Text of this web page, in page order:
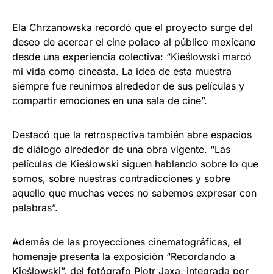
Ela Chrzanowska recordó que el proyecto surge del
deseo de acercar el cine polaco al público mexicano
desde una experiencia colectiva: “Kieślowski marcó
mi vida como cineasta. La idea de esta muestra
siempre fue reunirnos alrededor de sus películas y
compartir emociones en una sala de cine”.
Destacó que la retrospectiva también abre espacios
de diálogo alrededor de una obra vigente. “Las
películas de Kieślowski siguen hablando sobre lo que
somos, sobre nuestras contradicciones y sobre
aquello que muchas veces no sabemos expresar con
palabras”.
Además de las proyecciones cinematográficas, el
homenaje presenta la exposición “Recordando a
Kieślowski”, del fotógrafo Piotr Jaxa, integrada por